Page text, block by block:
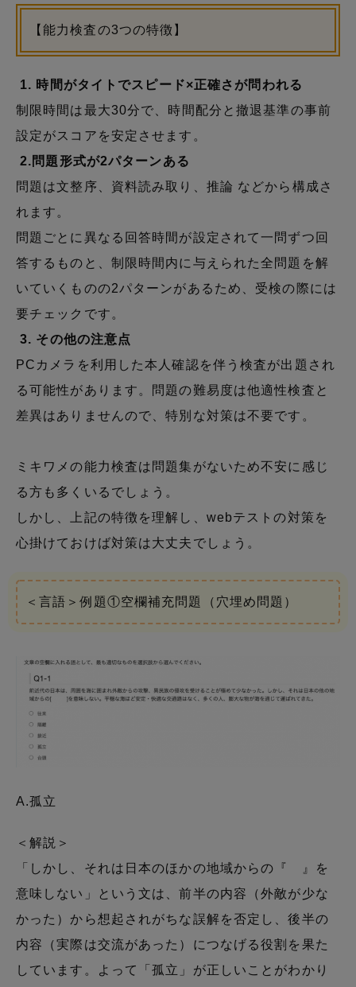
【能力検査の3つの特徴】
1. 時間がタイトでスピード×正確さが問われる
制限時間は最大30分で、時間配分と撤退基準の事前
設定がスコアを安定させます。
2.問題形式が2パターンある
問題は文整序、資料読み取り、推論 などから構成さ
れます。
問題ごとに異なる回答時間が設定されて一問ずつ回
答するものと、制限時間内に与えられた全問題を解
いていくものの2パターンがあるため、受検の際には
要チェックです。
3. その他の注意点
PCカメラを利用した本人確認を伴う検査が出題され
る可能性があります。問題の難易度は他適性検査と
差異はありませんので、特別な対策は不要です。
ミキワメの能力検査は問題集がないため不安に感じ
る方も多くいるでしょう。
しかし、上記の特徴を理解し、webテストの対策を
心掛けておけば対策は大丈夫でしょう。
＜言語＞例題①空欄補充問題（穴埋め問題）
A.孤立
＜解説＞
「しかし、それは日本のほかの地域からの『 』を
意味しない」という文は、前半の内容（外敵が少な
かった）から想起されがちな誤解を否定し、後半の
内容（実際は交流があった）につなげる役割を果た
しています。よって「孤立」が正しいことがわかり